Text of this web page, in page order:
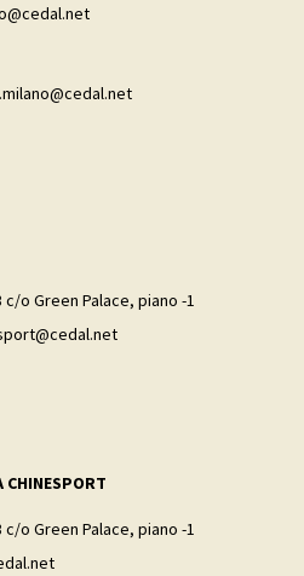
c/o Green Palace, piano -1
CHINESPORT
c/o Green Palace, piano -1